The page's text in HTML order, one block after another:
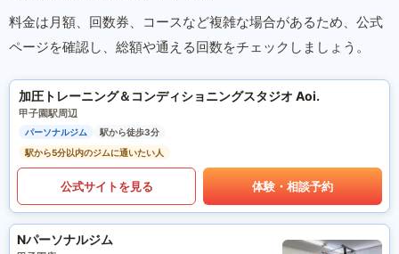
料金は月額、回数券、コースなど複雑な場合があるため、公式
ページを確認し、総額や通える回数をチェックしましょう。
加圧トレーニング＆コンディショニングスタジオ Aoi.
甲子園駅周辺
パーソナルジム
駅から徒歩3分
駅から5分以内のジムに通いたい人
公式サイトを見る 体験・相談予約
Nパーソナルジム